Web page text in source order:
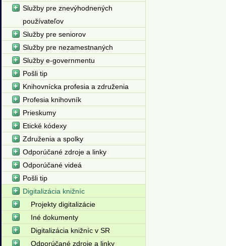
Služby pre znevýhodnených
používateľov
Služby pre seniorov
Služby pre nezamestnaných
Služby e-governmentu
Pošli tip
Knihovnícka profesia a združenia
Profesia knihovník
Prieskumy
Etické kódexy
Združenia a spolky
Odporúčané zdroje a linky
Odporúčané videá
Pošli tip
Digitalizácia knižníc
Projekty digitalizácie
Iné dokumenty
Digitalizácia knižníc v SR
Odporúčané zdroje a linky